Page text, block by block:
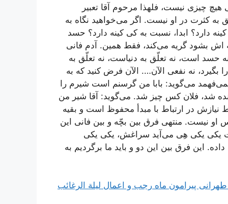
چیزی نیست، فلهذا مرحوم آقا تعبیر
به کثرت در او نیست. اگر می‌خواهید نگاه به
دارد؟ ابدا، نسبت به کی کینه دارد؟ حسد
اش بشود گریه می‌کند، فقط همین. آدم فانی
حسد است،‌ نه تعلّق به دنیاست، نه تعلّق به
بگیرد، نه نفعی الآن…. الآن فرض کنید که به
می‌گوید: بابا من گرسنم است شیرم را
شد، فلان کس چیز شد. می‌گوید: آقا شیر من
نیازش در ارتباط با مبدأ محفوظ است و بقیه
او نیست. منتهی فرق بین بچّه و بین فانی این
یکی یکی هِی می‌آید سراغش، یکی یکی
این فرق بین این دو و باید ما برگردیم به
پیرامون ماه رجب و اعمال لیلة الرغائب